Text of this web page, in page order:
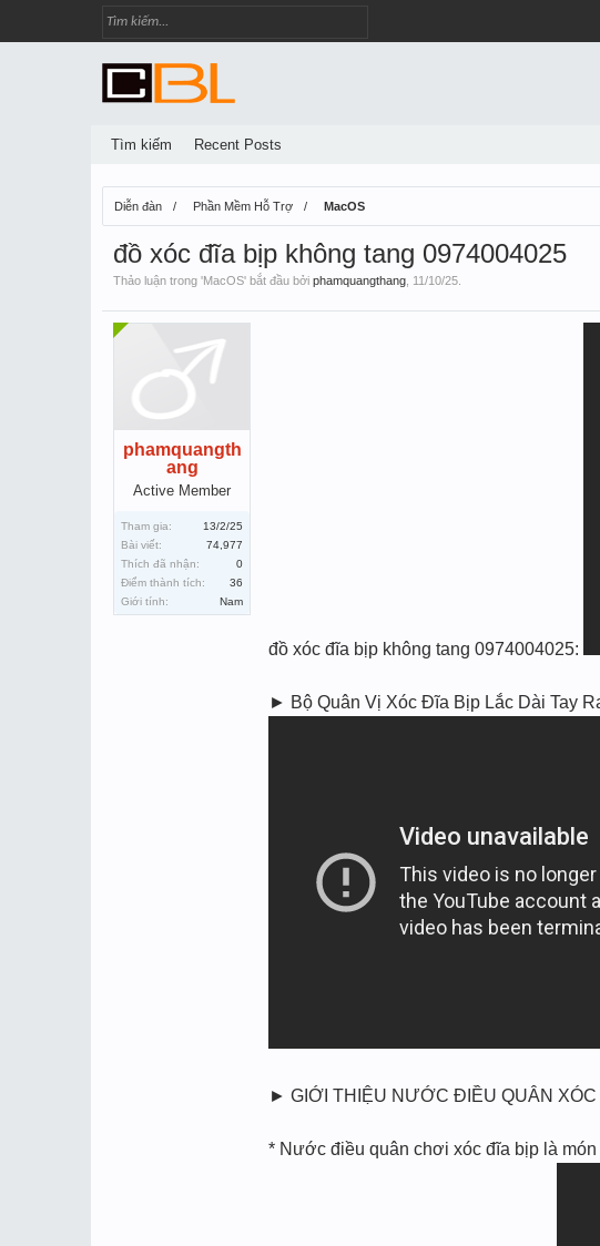
Diễn đàn Phần Mềm Hỗ Trợ MacOS
đồ xóc đĩa bịp không tang 0974004025
Thảo luận trong 'MacOS' bắt đầu bởi phamquangthang 11/10/25
phamquangth
ang
Active Member
Tham gia:
13/2/25
Bài viết:
74,977
Thích đã nhận:
0
Điểm thành tích:
36
Giới tính:
Nam
đồ xóc đĩa bịp không tang 0974004025:
► Bộ Quân Vị Xóc Đĩa Bịp Lắc Dài Tay
► GIỚI THIỆU NƯỚC ĐIỀU QUÂN XÓC
* Nước điều quân chơi xóc đĩa bịp là
Tìm kiếm Recent Posts